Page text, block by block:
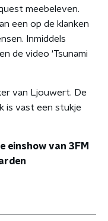
meebeleven.
een op de klanken
Inmiddels
de video 'Tsunami
van Ljouwert. De
is vast een stukje
einshow van 3FM